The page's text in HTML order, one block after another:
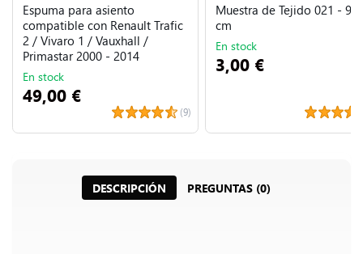
Espuma para asiento
compatible con Renault Trafic
2 / Vivaro 1 / Vauxhall /
Primastar 2000 - 2014
(9)
En stock
49,00 €
Muestra de Tejido 021 - 9
cm
En stock
3,00 €
DESCRIPCIÓN PREGUNTAS (0)